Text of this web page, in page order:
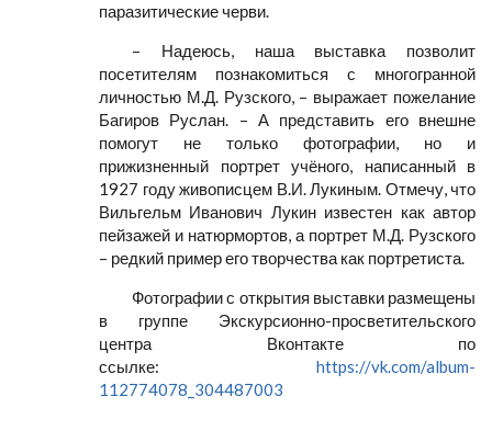
паразитические черви.
– Надеюсь, наша выставка позволит
посетителям познакомиться с многогранной
личностью М.Д. Рузского, – выражает пожелание
Багиров Руслан. – А представить его внешне
помогут не только фотографии, но и
прижизненный портрет учёного, написанный в
1927 году живописцем В.И. Лукиным. Отмечу, что
Вильгельм Иванович Лукин известен как автор
пейзажей и натюрмортов, а портрет М.Д. Рузского
– редкий пример его творчества как портретиста.
Фотографии с открытия выставки размещены
в группе Экскурсионно-просветительского
центра Вконтакте по
ссылке: https://vk.com/album-
112774078_304487003